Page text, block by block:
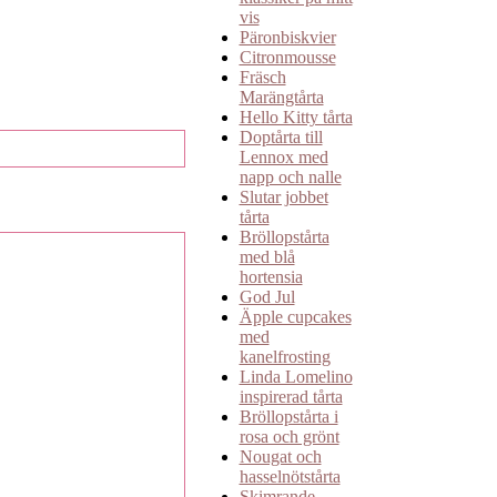
vis
Päronbiskvier
Citronmousse
Fräsch
Marängtårta
Hello Kitty tårta
Doptårta till
Lennox med
napp och nalle
Slutar jobbet
tårta
Bröllopstårta
med blå
hortensia
God Jul
Äpple cupcakes
med
kanelfrosting
Linda Lomelino
inspirerad tårta
Bröllopstårta i
rosa och grönt
Nougat och
hasselnötstårta